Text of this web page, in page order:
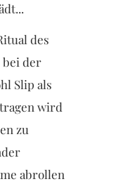
des
bei der
Slip als
wird
zu
abrollen